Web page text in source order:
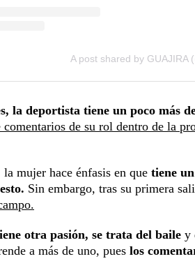
A post shared by GUAJIRA
la deportista tiene un poco más
comentarios de su rol dentro de la
mujer hace énfasis en que tiene
Sin embargo, tras su primera
otra pasión, se trata del baile y
a más de uno, pues los